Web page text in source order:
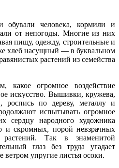
обували человека, кормили и
от непогоды. Многие из них
пищу, одежду, строительные и
хлеб насущный — в буквальном
растений из семейства
какое огромное воздействие
искусство. Вышивки, кружева,
роспись по дереву, металлу и
испытывать огромное
сердцу народного художника
и скромных, порой невзрачных
Так в знаменитой
глаз без труда угадает
ветром упругие листья осоки.